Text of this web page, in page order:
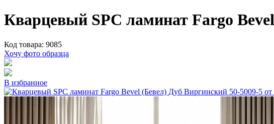
Кварцевый SPC ламинат Fargo
Код товара: 9085
Хочу фото образца
В избранное